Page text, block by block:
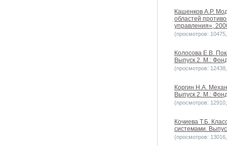
Кашенков А.Р.
областей
управления»,
(просмотров:
Колосова Е.В.
Выпуск 2. М.:
(просмотров:
Коргин Н.А.
Выпуск 2. М.:
(просмотров:
Кочиева Т.Б.
системами.
(просмотров: